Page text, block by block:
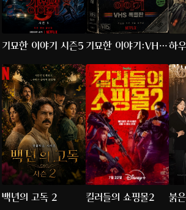
기묘한 이야기 시즌5 기묘한 이야기:VHS
특별판
하
백년의 고독 2 킬러들의 쇼핑몰2 붉